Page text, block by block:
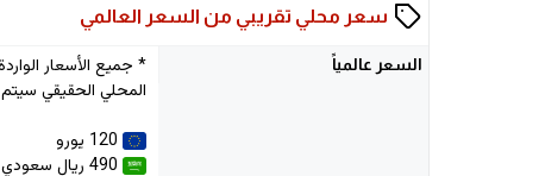
سعر محلي تقريبي من السعر العالمي
السعر عالمياً
المحلي الحقيقي